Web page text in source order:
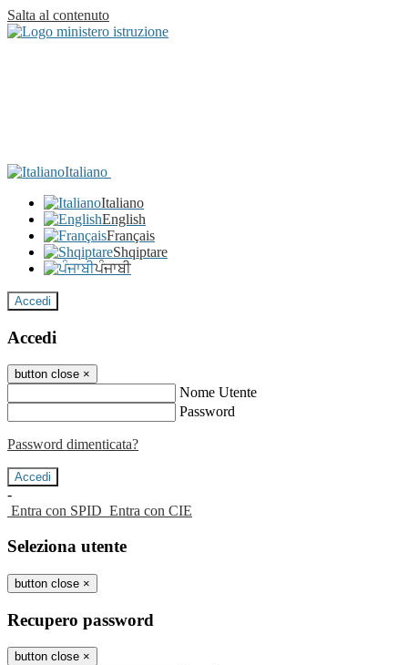
Salta al contenuto
Italiano
Italiano
English
Français
Shqiptare
ਪੰਜਾਬੀ
Accedi
Accedi
button close ×
Nome Utente
Password
Password dimenticata?
-
Entra con SPID Entra con CIE
Seleziona utente
button close ×
Recupero password
button close ×